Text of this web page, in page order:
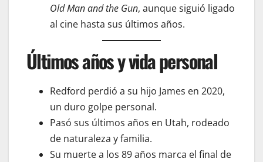
Old Man and the Gun, aunque siguió ligado
al cine hasta sus últimos años.
Últimos años y vida personal
Redford perdió a su hijo James en 2020,
un duro golpe personal.
Pasó sus últimos años en Utah, rodeado
de naturaleza y familia.
Su muerte a los 89 años marca el final de